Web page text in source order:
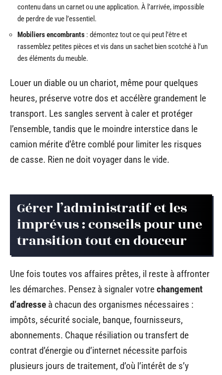
contenu dans un carnet ou une application. À l’arrivée, impossible
de perdre de vue l’essentiel.
Mobiliers encombrants : démontez tout ce qui peut l’être et
rassemblez petites pièces et vis dans un sachet bien scotché à l’un
des éléments du meuble.
Louer un diable ou un chariot, même pour quelques
heures, préserve votre dos et accélère grandement le
transport. Les sangles servent à caler et protéger
l’ensemble, tandis que le moindre interstice dans le
camion mérite d’être comblé pour limiter les risques
de casse. Rien ne doit voyager dans le vide.
Gérer l’administratif et les
imprévus : conseils pour une
transition tout en douceur
Une fois toutes vos affaires prêtes, il reste à affronter
les démarches. Pensez à signaler votrechangement
d’adresse à chacun des organismes nécessaires :
impôts, sécurité sociale, banque, fournisseurs,
abonnements. Chaque résiliation ou transfert de
contrat d’énergie ou d’internet nécessite parfois
plusieurs jours de traitement, d’où l’intérêt de s’y